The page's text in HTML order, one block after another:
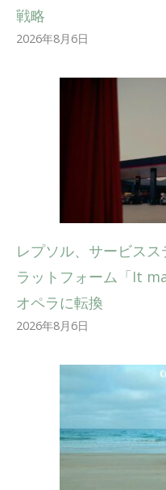
戦略
2026年8月6日
レプソル、サービス
ラットフォーム「It
オペラに転換
2026年8月6日